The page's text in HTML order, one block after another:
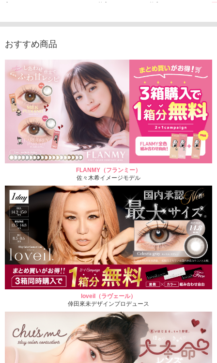
入り）
ュース（10枚入り）
ス（10枚入り）
1,705
おすすめ商品
FLANMY（フランミー）
佐々木希イメージモデル
loveil（ラヴェール）
倖田來未デザインプロデュース